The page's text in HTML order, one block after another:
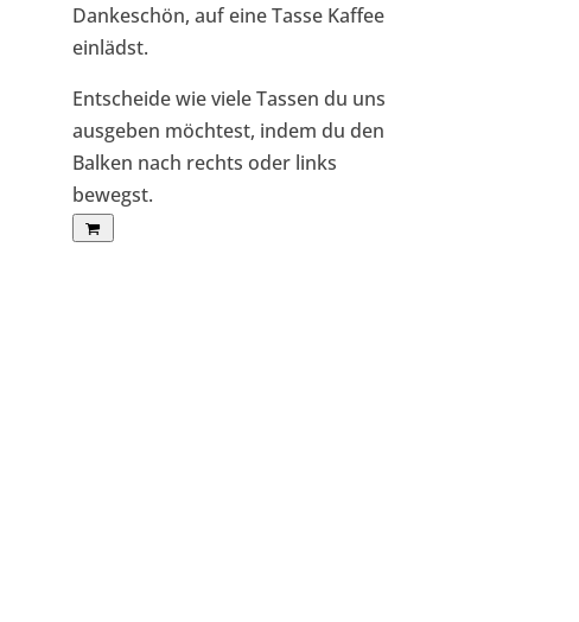
Dankeschön, auf eine Tasse Kaffee
einlädst.
Entscheide wie viele Tassen du uns
ausgeben möchtest, indem du den
Balken nach rechts oder links
bewegst.